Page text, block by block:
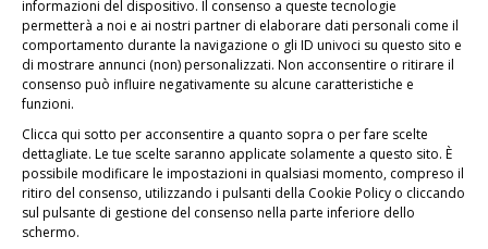
informazioni del dispositivo. Il consenso a queste tecnologie
permetterà a noi e ai nostri partner di elaborare dati personali come il
comportamento durante la navigazione o gli ID univoci su questo sito e
di mostrare annunci (non) personalizzati. Non acconsentire o ritirare il
consenso può influire negativamente su alcune caratteristiche e
funzioni.
Clicca qui sotto per acconsentire a quanto sopra o per fare scelte
dettagliate. Le tue scelte saranno applicate solamente a questo sito. È
possibile modificare le impostazioni in qualsiasi momento, compreso il
ritiro del consenso, utilizzando i pulsanti della Cookie Policy o cliccando
sul pulsante di gestione del consenso nella parte inferiore dello
schermo.
Riepilogando, ecco cosa ricevi
appena completata l’iscrizione:
Il percorso “Donna Arcobaleno” con 8
video tutorial per dipingere i Mandala dei